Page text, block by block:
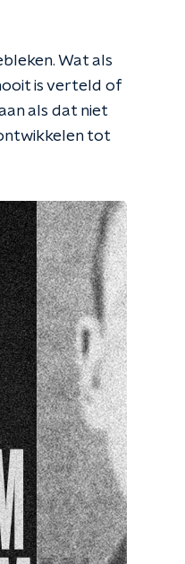
Wat als
is verteld of
als dat niet
tot